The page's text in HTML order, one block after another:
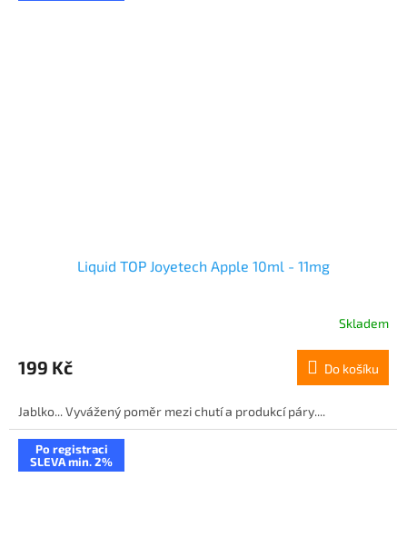
Liquid TOP Joyetech Apple 10ml - 11mg
Skladem
199 Kč Do košíku
Jablko... Vyvážený poměr mezi chutí a produkcí páry....
Po registraci
SLEVA min. 2%